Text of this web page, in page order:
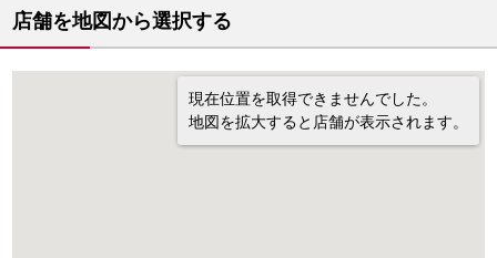
店舗を地図から選択する
現在位置を取得できませんでした。
地図を拡大すると店舗が表示されます。